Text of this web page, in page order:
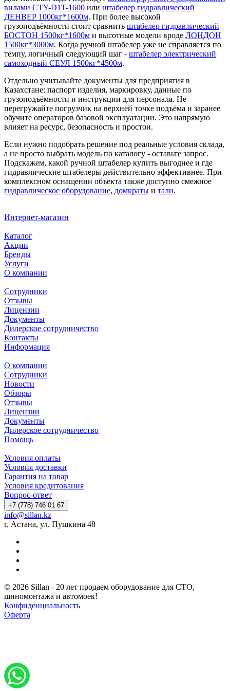
вилами CTY-D1T-1600 или штабелер гидравлический
ДЕНВЕР 1000кг*1600м. При более высокой
грузоподъёмности стоит сравнить штабелер гидравлический
БОСТОН 1500кг*1600м и высотные модели вроде ЛОНДОН
1500кг*3000м. Когда ручной штабелер уже не справляется по
темпу, логичный следующий шаг - штабелер электрический
самоходный СЕУЛ 1500кг*4500м.
Отдельно учитывайте документы для предприятия в
Казахстане: паспорт изделия, маркировку, данные по
грузоподъёмности и инструкции для персонала. Не
перегружайте погрузчик на верхней точке подъёма и заранее
обучите операторов базовой эксплуатации. Это напрямую
влияет на ресурс, безопасность и простои.
Если нужно подобрать решение под реальные условия склада,
а не просто выбрать модель по каталогу - оставьте запрос.
Подскажем, какой ручной штабелер купить выгоднее и где
гидравлические штабелеры действительно эффективнее. При
комплексном оснащении объекта также доступно смежное
гидравлическое оборудование, домкраты и тали.
Интернет-магазин
Каталог
Акции
Бренды
Услуги
О компании
Сотрудники
Отзывы
Лицензии
Документы
Дилерское сотрудничество
Контакты
Информация
О компании
Сотрудники
Новости
Обзоры
Отзывы
Лицензии
Документы
Дилерское сотрудничество
Помощь
Условия оплаты
Условия доставки
Гарантия на товар
Условия кредитования
Вопрос-ответ
+7 (778) 746 01 67
info@sillan.kz
г. Астана, ул. Пушкина 48
© 2026 Sillan - 20 лет продаем оборудование для СТО,
шиномонтажа и автомоек!
Конфиденциальность
Оферта